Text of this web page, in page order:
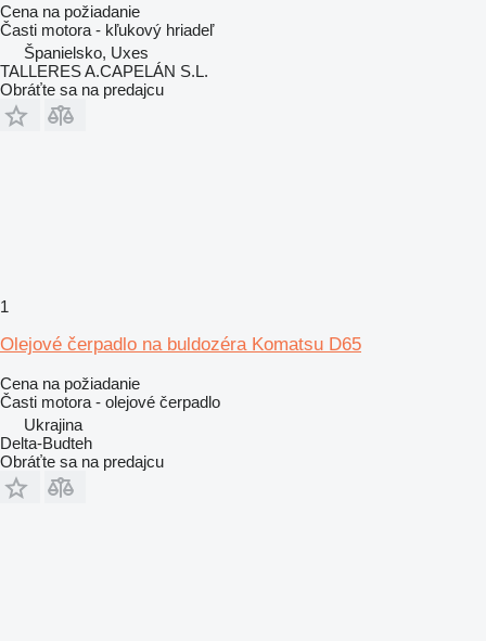
Cena na požiadanie
Časti motora - kľukový hriadeľ
Španielsko, Uxes
TALLERES A.CAPELÁN S.L.
Obráťte sa na predajcu
1
Olejové čerpadlo na buldozéra Komatsu D65
Cena na požiadanie
Časti motora - olejové čerpadlo
Ukrajina
Delta-Budteh
Obráťte sa na predajcu